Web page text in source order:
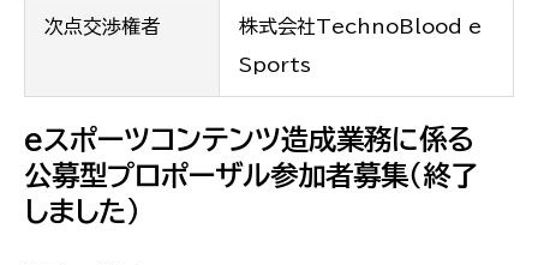
次点交渉権者
株式会社TechnoBlood e
Sports
eスポーツコンテンツ造成業務に係る
公募型プロポーザル参加者募集（終了
しました）